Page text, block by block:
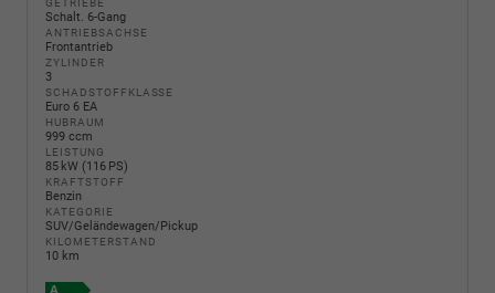
GETRIEBE
Schalt. 6-Gang
ANTRIEBSACHSE
Frontantrieb
ZYLINDER
3
SCHADSTOFFKLASSE
Euro 6 EA
HUBRAUM
999 ccm
LEISTUNG
85 kW (116 PS)
KRAFTSTOFF
Benzin
KATEGORIE
SUV/Geländewagen/Pickup
KILOMETERSTAND
10 km